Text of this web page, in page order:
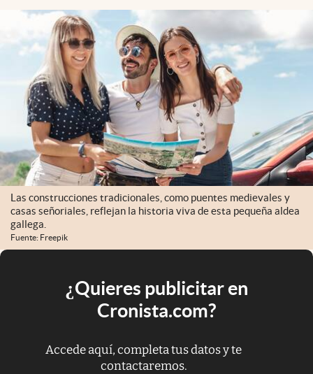
Las construcciones tradicionales, como puentes medievales y
casas señoriales, reflejan la historia viva de esta pequeña aldea
gallega.
Fuente: Freepik
¿Quieres publicitar en
Cronista.com?
Accede aquí, completa tus datos y te
contactaremos.